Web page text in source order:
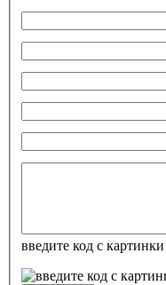
введите код с картинки